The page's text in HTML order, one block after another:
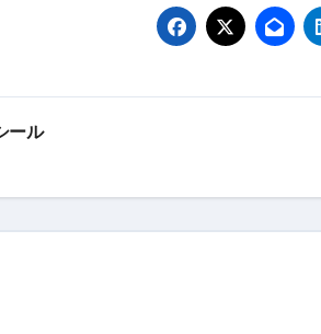
【PR】フリーランス必見！入金
個人事業主は銀行から融資を受け
【超高騰】爆上がりしたビット
Q：借りた借金を返さなくていい
ール